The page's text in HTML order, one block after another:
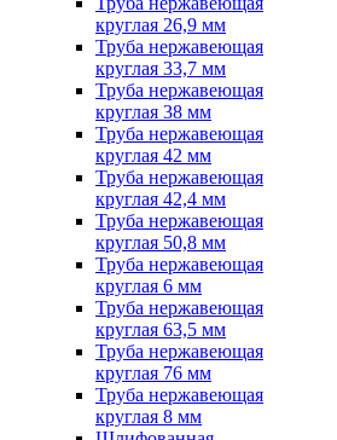
круглая 26,9 мм
Труба нержавеющая
круглая 33,7 мм
Труба нержавеющая
круглая 38 мм
Труба нержавеющая
круглая 42 мм
Труба нержавеющая
круглая 42,4 мм
Труба нержавеющая
круглая 50,8 мм
Труба нержавеющая
круглая 6 мм
Труба нержавеющая
круглая 63,5 мм
Труба нержавеющая
круглая 76 мм
Труба нержавеющая
круглая 8 мм